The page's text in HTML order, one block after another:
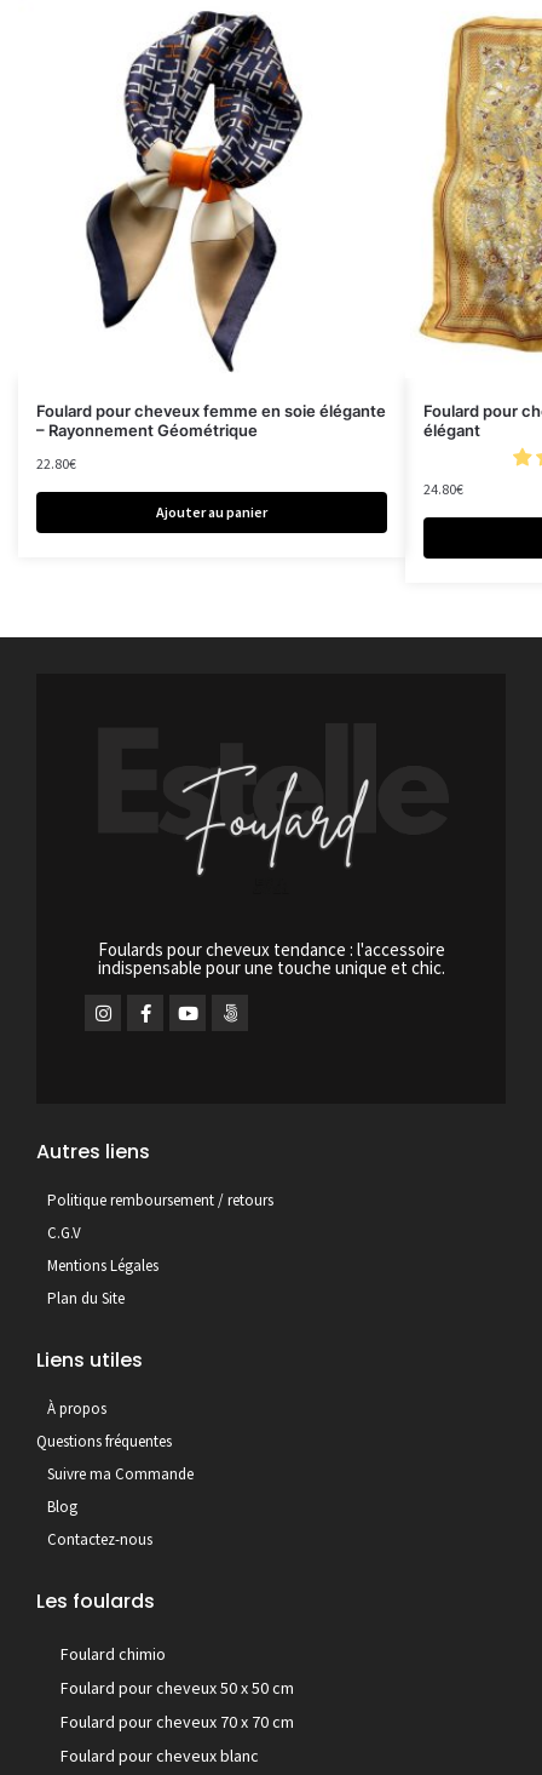
Foulard pour cheveux femme en soie élégante
– Rayonnement Géométrique
22.80€
Ajouter au panier
Foulard pour
élégant
24.80€
Foulards pour cheveux tendance : l'accessoire
indispensable pour une touche unique et chic.
Autres liens
Politique remboursement / retours
C.G.V
Mentions Légales
Plan du Site
Liens utiles
À propos
Questions fréquentes
Suivre ma Commande
Blog
Contactez-nous
Les foulards
Foulard chimio
Foulard pour cheveux 50 x 50 cm
Foulard pour cheveux 70 x 70 cm
Foulard pour cheveux blanc